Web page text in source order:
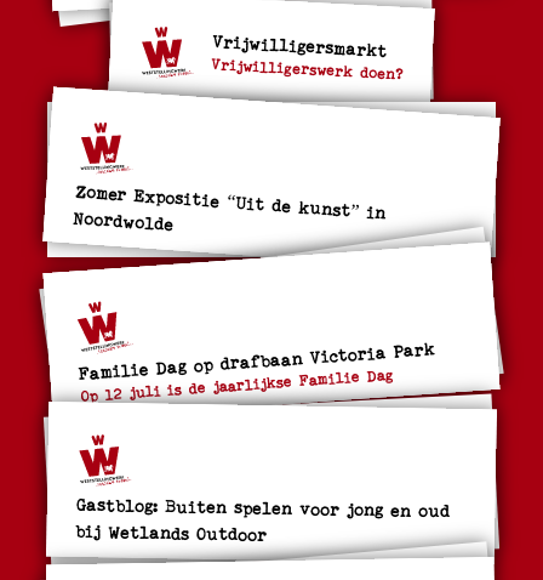
Vrijwilligersmarkt
Vrijwilligerswerk doen?
Zomer Expositie “Uit de kunst” in
Noordwolde
Familie Dag op drafbaan Victoria Park
Op 12 juli is de jaarlijkse Familie Dag
Gastblog: Buiten spelen voor jong en oud
bij Wetlands Outdoor